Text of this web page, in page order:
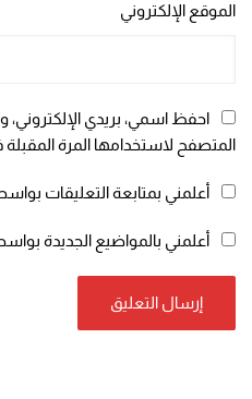
الموقع الإلكتروني
احفظ اسمي، بريدي الإلكتروني،
المتصفح لاستخدامها المرة
أعلمني بمتابعة التعليقات
أعلمني بالمواضيع الجديدة